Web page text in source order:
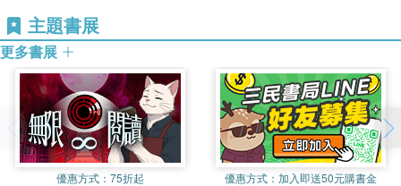
主題書展
更多書展
優惠方式： 75折起 優惠方式： 加入即送50元購書金